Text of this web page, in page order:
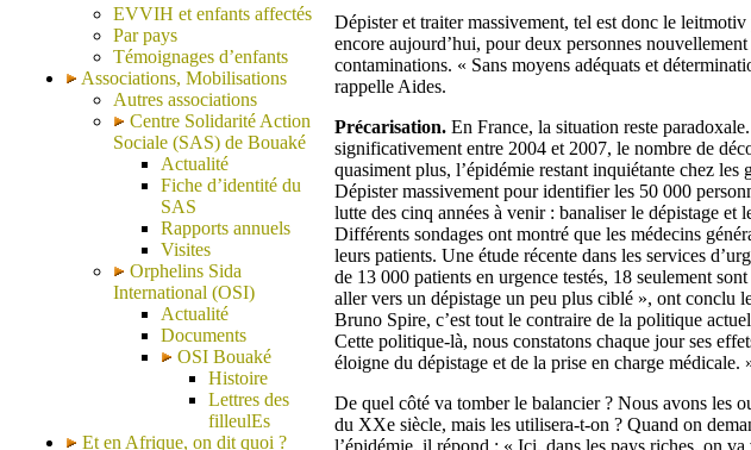
EVVIH et enfants affectés
Par pays
Témoignages d’enfants
Associations, Mobilisations
Autres associations
Centre Solidarité Action
Sociale (SAS) de Bouaké
Actualité
Fiche d’identité du
SAS
Rapports annuels
Visites
Orphelins Sida
International (OSI)
Actualité
Documents
OSI Bouaké
Histoire
Lettres des
filleulEs
Et en Afrique, on dit quoi ?
Dépister et traiter massivement, tel est donc le
encore aujourd’hui, pour deux personnes
contaminations. « Sans moyens adéquats et
rappelle Aides.
Précarisation. En France, la situation reste
significativement entre 2004 et 2007, le nombre de
quasiment plus, l’épidémie restant inquiétante chez
Dépister massivement pour identifier les 50 000
lutte des cinq années à venir : banaliser le dépistage et
Différents sondages ont montré que les médecins
leurs patients. Une étude récente dans les services
de 13 000 patients en urgence testés, 18 seulement
aller vers un dépistage un peu plus ciblé », ont conclu
Bruno Spire, c’est tout le contraire de la politique
Cette politique-là, nous constatons chaque jour ses
éloigne du dépistage et de la prise en charge médicale.
De quel côté va tomber le balancier ? Nous avons les
du XXe siècle, mais les utilisera-t-on ? Quand on
l’épidémie, il répond : « Ici, dans les pays riches, on